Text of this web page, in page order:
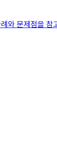
와 문제점을